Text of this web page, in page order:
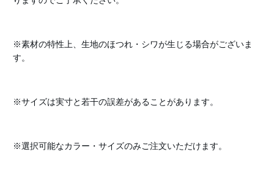
※素材の特性上、生地のほつれ・シワが生じる場合がございま
す。
※サイズは実寸と若干の誤差があることがあります。
※選択可能なカラー・サイズのみご注文いただけます。